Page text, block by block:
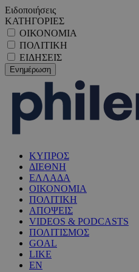
Ειδοποιήσεις
ΚΑΤΗΓΟΡΙΕΣ
ΟΙΚΟΝΟΜΙΑ
ΠΟΛΙΤΙΚΗ
ΕΙΔΗΣΕΙΣ
ΚΥΠΡΟΣ
ΔΙΕΘΝΗ
ΕΛΛΑΔΑ
ΟΙΚΟΝΟΜΙΑ
ΠΟΛΙΤΙΚΗ
ΑΠΟΨΕΙΣ
VIDEOS & PODCASTS
ΠΟΛΙΤΙΣΜΟΣ
GOAL
LIKE
EN